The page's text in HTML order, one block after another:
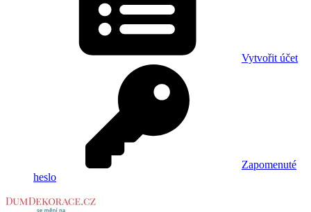
Vytvořit účet
Zapomenuté
heslo